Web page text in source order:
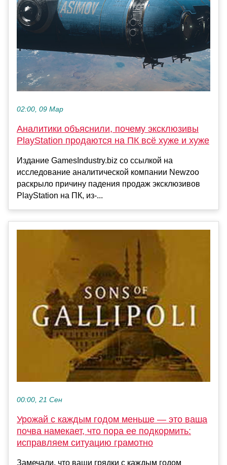
02:00, 09 Мар
Аналитики объяснили, почему эксклюзивы
PlayStation продаются на ПК всё хуже и хуже
Издание GamesIndustry.biz со ссылкой на
исследование аналитической компании Newzoo
раскрыло причину падения продаж эксклюзивов
PlayStation на ПК, из-...
00:00, 21 Сен
Урожай с каждым годом меньше — это ваша
почва намекает, что пора ее подкормить:
исправляем ситуацию грамотно
Замечали, что ваши грядки с каждым годом